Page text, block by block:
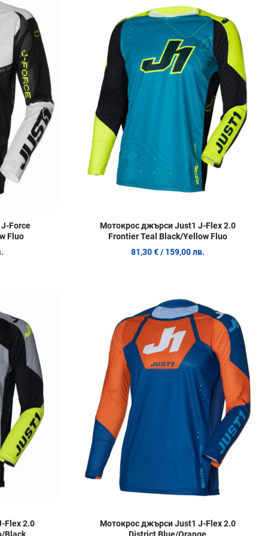
Сравни продукт
Force
Fluo
Мотокрос джърси Just1 J-Flex 2.0
Frontier Teal Black/Yellow Fluo
81,30 € / 159,00 лв.
Сравни продукт
Flex 2.0
Мотокрос джърси Just1 J-Flex 2.0